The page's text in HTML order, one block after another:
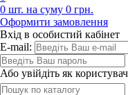
0 шт. на суму 0 грн.
Оформити замовлення
Вхід в особистий кабінет
E-mail:
Або увійдіть як